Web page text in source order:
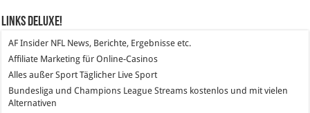
Links DeLuXe!
AF Insider NFL News, Berichte, Ergebnisse etc.
Affiliate Marketing für Online-Casinos
Alles außer SportTäglicher Live Sport
Bundesliga und Champions League Streams kostenlos und mit vielen
Alternativen